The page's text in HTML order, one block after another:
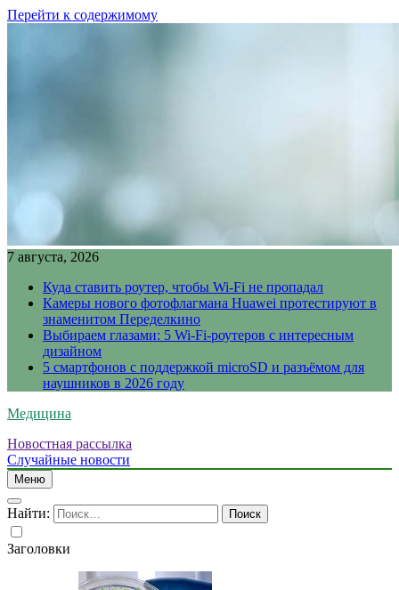
Перейти к содержимому
7 августа, 2026
Куда ставить роутер, чтобы Wi-Fi не пропадал
Камеры нового фотофлагмана Huawei протестируют в
знаменитом Переделкино
Выбираем глазами: 5 Wi-Fi-роутеров с интересным
дизайном
5 смартфонов с поддержкой microSD и разъёмом для
наушников в 2026 году
Медицина
Новостная рассылка
Случайные новости
Меню
Найти:
Заголовки